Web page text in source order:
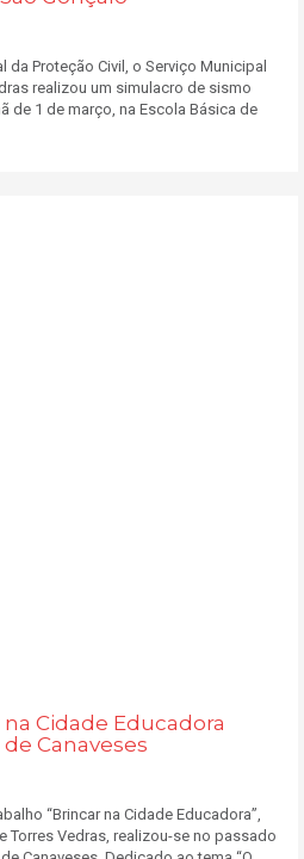
Proteção Civil, o Serviço Municipal
realizou um simulacro de sismo
de 1 de março, na Escola Básica de
Cidade Educadora
Canaveses
“Brincar na Cidade Educadora”,
Vedras, realizou-se no passado